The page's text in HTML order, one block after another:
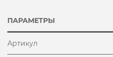
ПАРАМЕТРЫ
Артикул